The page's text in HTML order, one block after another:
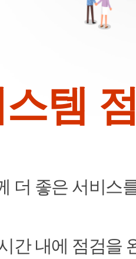
템
더 좋은 서비스
간 내에 점검을